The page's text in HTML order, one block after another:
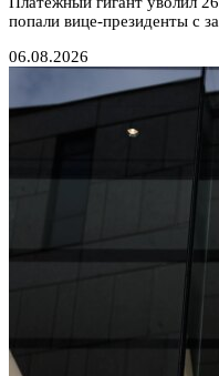
попали вице-президенты с
06.08.2026